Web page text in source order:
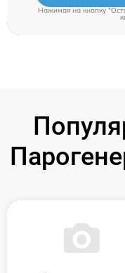
Нажимая на кнопку